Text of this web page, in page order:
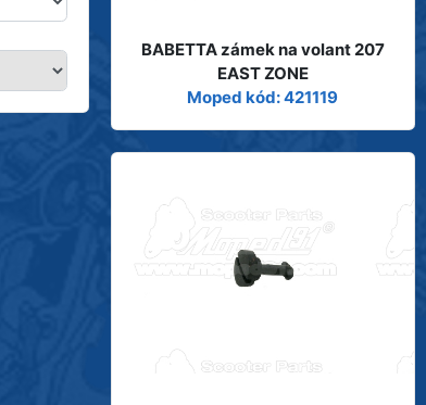
BABETTA zámek na volant 207
EAST ZONE
Moped kód: 421119